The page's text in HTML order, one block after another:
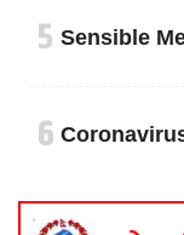
५ Sensible
६